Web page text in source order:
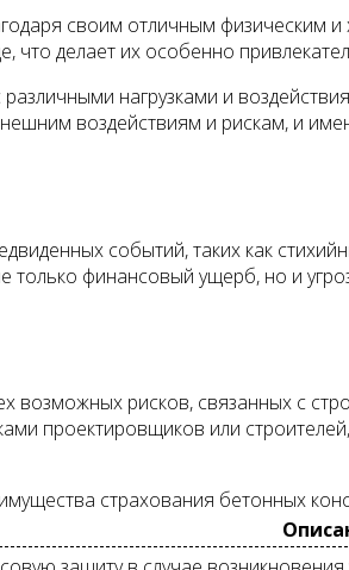
своим отличным физическим
что делает их особенно
нагрузками и
воздействиям и рискам, и
событий, таких как
финансовый ущерб, но и
возможных рисков, связанных с
проектировщиков или
страхования бетонных